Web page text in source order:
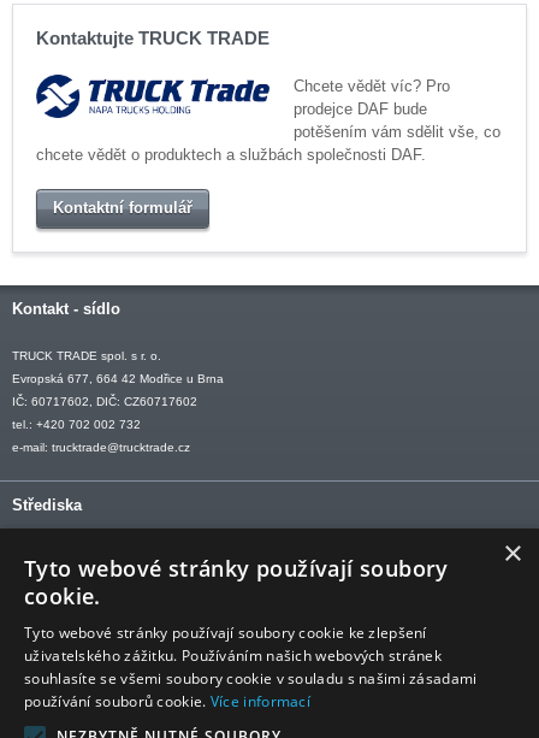
Kontaktujte TRUCK TRADE
Chcete vědět víc? Pro
prodejce DAF bude
potěšením vám sdělit vše, co
chcete vědět o produktech a službách společnosti DAF.
Kontaktní formulář
Kontakt - sídlo
TRUCK TRADE spol. s r. o.
Evropská 677, 664 42 Modřice u Brna
IČ: 60717602, DIČ: CZ60717602
tel.: +420 702 002 732
e-mail: trucktrade@trucktrade.cz
Střediska
OSTRAVA tel: +420 602 547 882
OTROKOVICE tel: +420 577 110 921-2
Sledujte nás
×
Tyto webové stránky používají soubory
cookie.
Tyto webové stránky používají soubory cookie ke zlepšení
uživatelského zážitku. Používáním našich webových stránek
souhlasíte se všemi soubory cookie v souladu s našimi zásadami
používání souborů cookie. Více informací